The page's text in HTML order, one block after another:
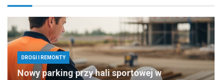
DROGI I REMONTY
Nowy parking przy hali sportowej w